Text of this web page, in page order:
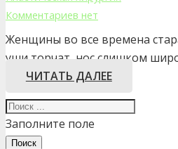
Комментариев нет
Женщины во все времена
уши торчат, нос слишком
ЧИТАТЬ ДАЛЕЕ
Заполните поле
Поиск